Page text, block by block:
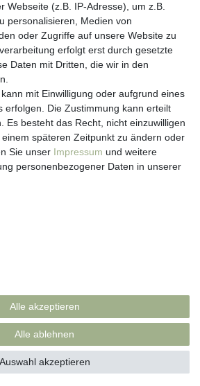
162 0
20)
Webseite (z.B. IP-Adresse), um z.B.
personalisieren, Medien von
oder Zugriffe auf unsere Website zu
erfolgt erst durch gesetzte
Daten mit Dritten, die wir in den
mit Einwilligung oder aufgrund eines
erfolgen. Die Zustimmung kann erteilt
Es besteht das Recht, nicht einzuwilligen
späteren Zeitpunkt zu ändern oder
Sie unser Impressum und weitere
personenbezogener Daten in unserer
Alle akzeptieren
Alle ablehnen
Auswahl akzeptieren
Kontakt